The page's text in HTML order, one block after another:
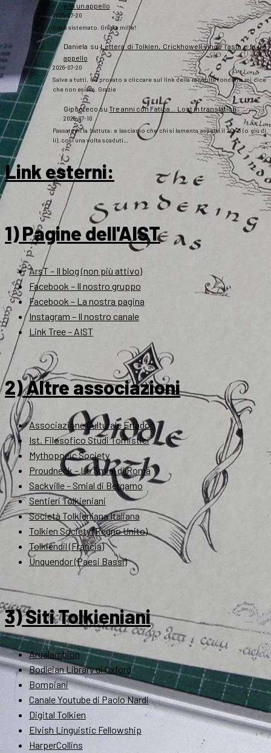
e fa un appello
2026-07-20
Ora è sistemato. Grazie mille!
Daniela suLettera di Tolkien, Crickhowell vince l’asta e fa un
appello
2026-07-20
Salve a tutti, ho provato a cliccare sul link della raccolta fondi ma mi dice
che non esiste. Grazie
Gipsotecosu Tre anni con Fatica… Lost in translation
2026-07-10
Passatemi la battuta: e lasciamo che chi si lamenta aspetti il 2043 (o giù di
lì), così una volta scaduti…
Link esterni:
1) Pagine dell'AIST
ArsT – Il blog (non più attivo)
Facebook – Il nostro gruppo
Facebook – La nostra pagina
Instagram – Il nostro canale
Link Tree – AIST
2) Altre associazioni
Associazione Culturale Eriador
Ist. Filosofico Studi Tomistici
Mythopoeic Society
Proudneck – Lo Smial di Roma
Sackville – Smial di Bergamo
Sentieri Tolkieniani
Società Tolkieniana Italiana
Tolkien Society (Regno Unito)
Tolkiendil (Francia)
Unquendor (Paesi Bassi)
3) Siti Tolkieniani
Ardalambion
Bodleian Library di Oxford
Bompiani
Canale Youtube di Paolo Nardi
Digital Tolkien
Elvish Linguistic Fellowship
HarperCollins